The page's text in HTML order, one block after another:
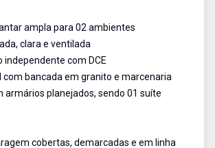
ampla para 02 ambientes
clara e ventilada
independente com DCE
com bancada em granito e marcenaria
armários planejados, sendo 01 suíte
cobertas, demarcadas e em linha